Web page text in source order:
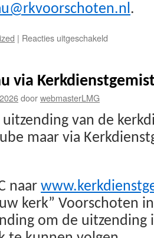
.
| Reacties uitgeschakeld
onze
via
doorwebmasterLMG
van de
maar via
naar
kerk” Voorschoten
om de uitzending